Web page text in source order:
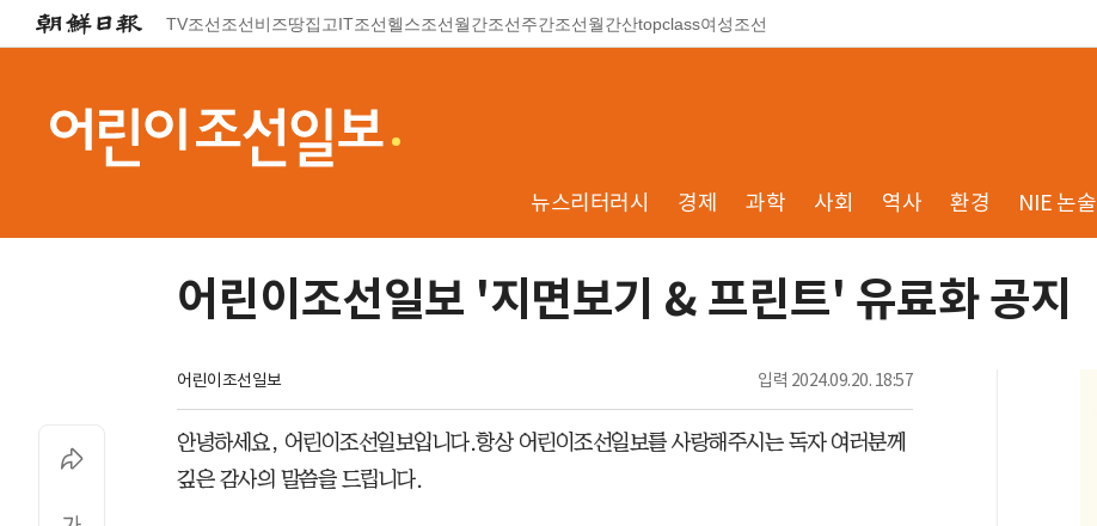
TV조선조선비즈땅집고IT조선헬스조선월간조선주간조선월간산topclass여성조선
뉴스리터러시 경제 과학 사회 역사 환경 NIE 논술
어린이조선일보 '지면보기 & 프린트' 유료화 공지
어린이조선일보 입력 2024.09.20. 18:57
안녕하세요, 어린이조선일보입니다.항상 어린이조선일보를 사랑해주시는 독자 여러분께
깊은 감사의 말씀을 드립니다.